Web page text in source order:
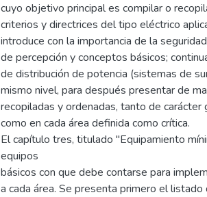
cuyo objetivo principal es compilar o
criterios y directrices del tipo eléctrico
introduce con la importancia de la
de percepción y conceptos básicos;
de distribución de potencia (sistemas de
mismo nivel, para después presentar de
recopiladas y ordenadas, tanto de
como en cada área definida como crítica.
El capítulo tres, titulado "Equipamiento
equipos
básicos con que debe contarse para
a cada área. Se presenta primero el